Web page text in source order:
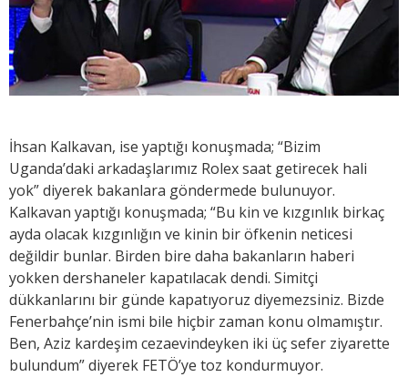
İhsan Kalkavan, ise yaptığı konuşmada; “Bizim
Uganda’daki arkadaşlarımız Rolex saat getirecek hali
yok” diyerek bakanlara göndermede bulunuyor.
Kalkavan yaptığı konuşmada; “Bu kin ve kızgınlık birkaç
ayda olacak kızgınlığın ve kinin bir öfkenin neticesi
değildir bunlar. Birden bire daha bakanların haberi
yokken dershaneler kapatılacak dendi. Simitçi
dükkanlarını bir günde kapatıyoruz diyemezsiniz. Bizde
Fenerbahçe’nin ismi bile hiçbir zaman konu olmamıştır.
Ben, Aziz kardeşim cezaevindeyken iki üç sefer ziyarette
bulundum” diyerek FETÖ’ye toz kondurmuyor.